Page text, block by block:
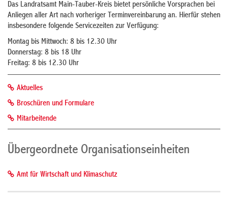
Das Landratsamt Main-Tauber-Kreis bietet persönliche Vorsprachen bei
Anliegen aller Art nach vorheriger Terminvereinbarung an. Hierfür stehen
insbesondere folgende Servicezeiten zur Verfügung:
Montag bis Mittwoch: 8 bis 12.30 Uhr
Donnerstag: 8 bis 18 Uhr
Freitag: 8 bis 12.30 Uhr
Aktuelles
Broschüren und Formulare
Mitarbeitende
Übergeordnete Organisationseinheiten
Amt für Wirtschaft und Klimaschutz